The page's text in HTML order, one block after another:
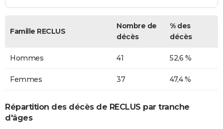
Famille RECLUS
Nombre de
décès
% des
décès
Hommes 41 52,6 %
Femmes 37 47,4 %
Répartition des décès de RECLUS par tranche
d'âges